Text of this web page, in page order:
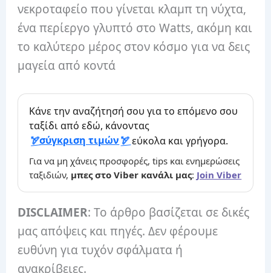
νεκροταφείο που γίνεται κλαμπ τη νύχτα,
ένα περίεργο γλυπτό στο Watts, ακόμη και
το καλύτερο μέρος στον κόσμο για να δεις
μαγεία από κοντά
Κάνε την αναζήτησή σου για το επόμενο σου
ταξίδι από εδώ, κάνοντας
σύγκριση τιμών
εύκολα και γρήγορα.
Για να μη χάνεις προσφορές, tips και ενημερώσεις
ταξιδιών, μπες στο Viber κανάλι μας: Join Viber
DISCLAIMER: Το άρθρο βασίζεται σε δικές
μας απόψεις και πηγές. Δεν φέρουμε
ευθύνη για τυχόν σφάλματα ή
ανακρίβειες.